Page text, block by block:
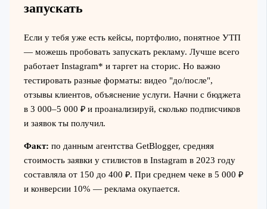
запускать
Если у тебя уже есть кейсы, портфолио, понятное УТП
— можешь пробовать запускать рекламу. Лучше всего
работает Instagram* и таргет на сторис. Но важно
тестировать разные форматы: видео "до/после",
отзывы клиентов, объяснение услуги. Начни с бюджета
в 3 000–5 000 ₽ и проанализируй, сколько подписчиков
и заявок ты получил.
Факт: по данным агентства GetBlogger, средняя
стоимость заявки у стилистов в Instagram в 2023 году
составляла от 150 до 400 ₽. При среднем чеке в 5 000 ₽
и конверсии 10% — реклама окупается.